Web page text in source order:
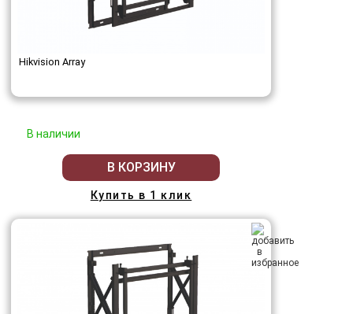
Hikvision Array
В наличии
В КОРЗИНУ
Купить в 1 клик